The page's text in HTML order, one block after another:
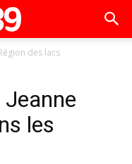
des lacs
les